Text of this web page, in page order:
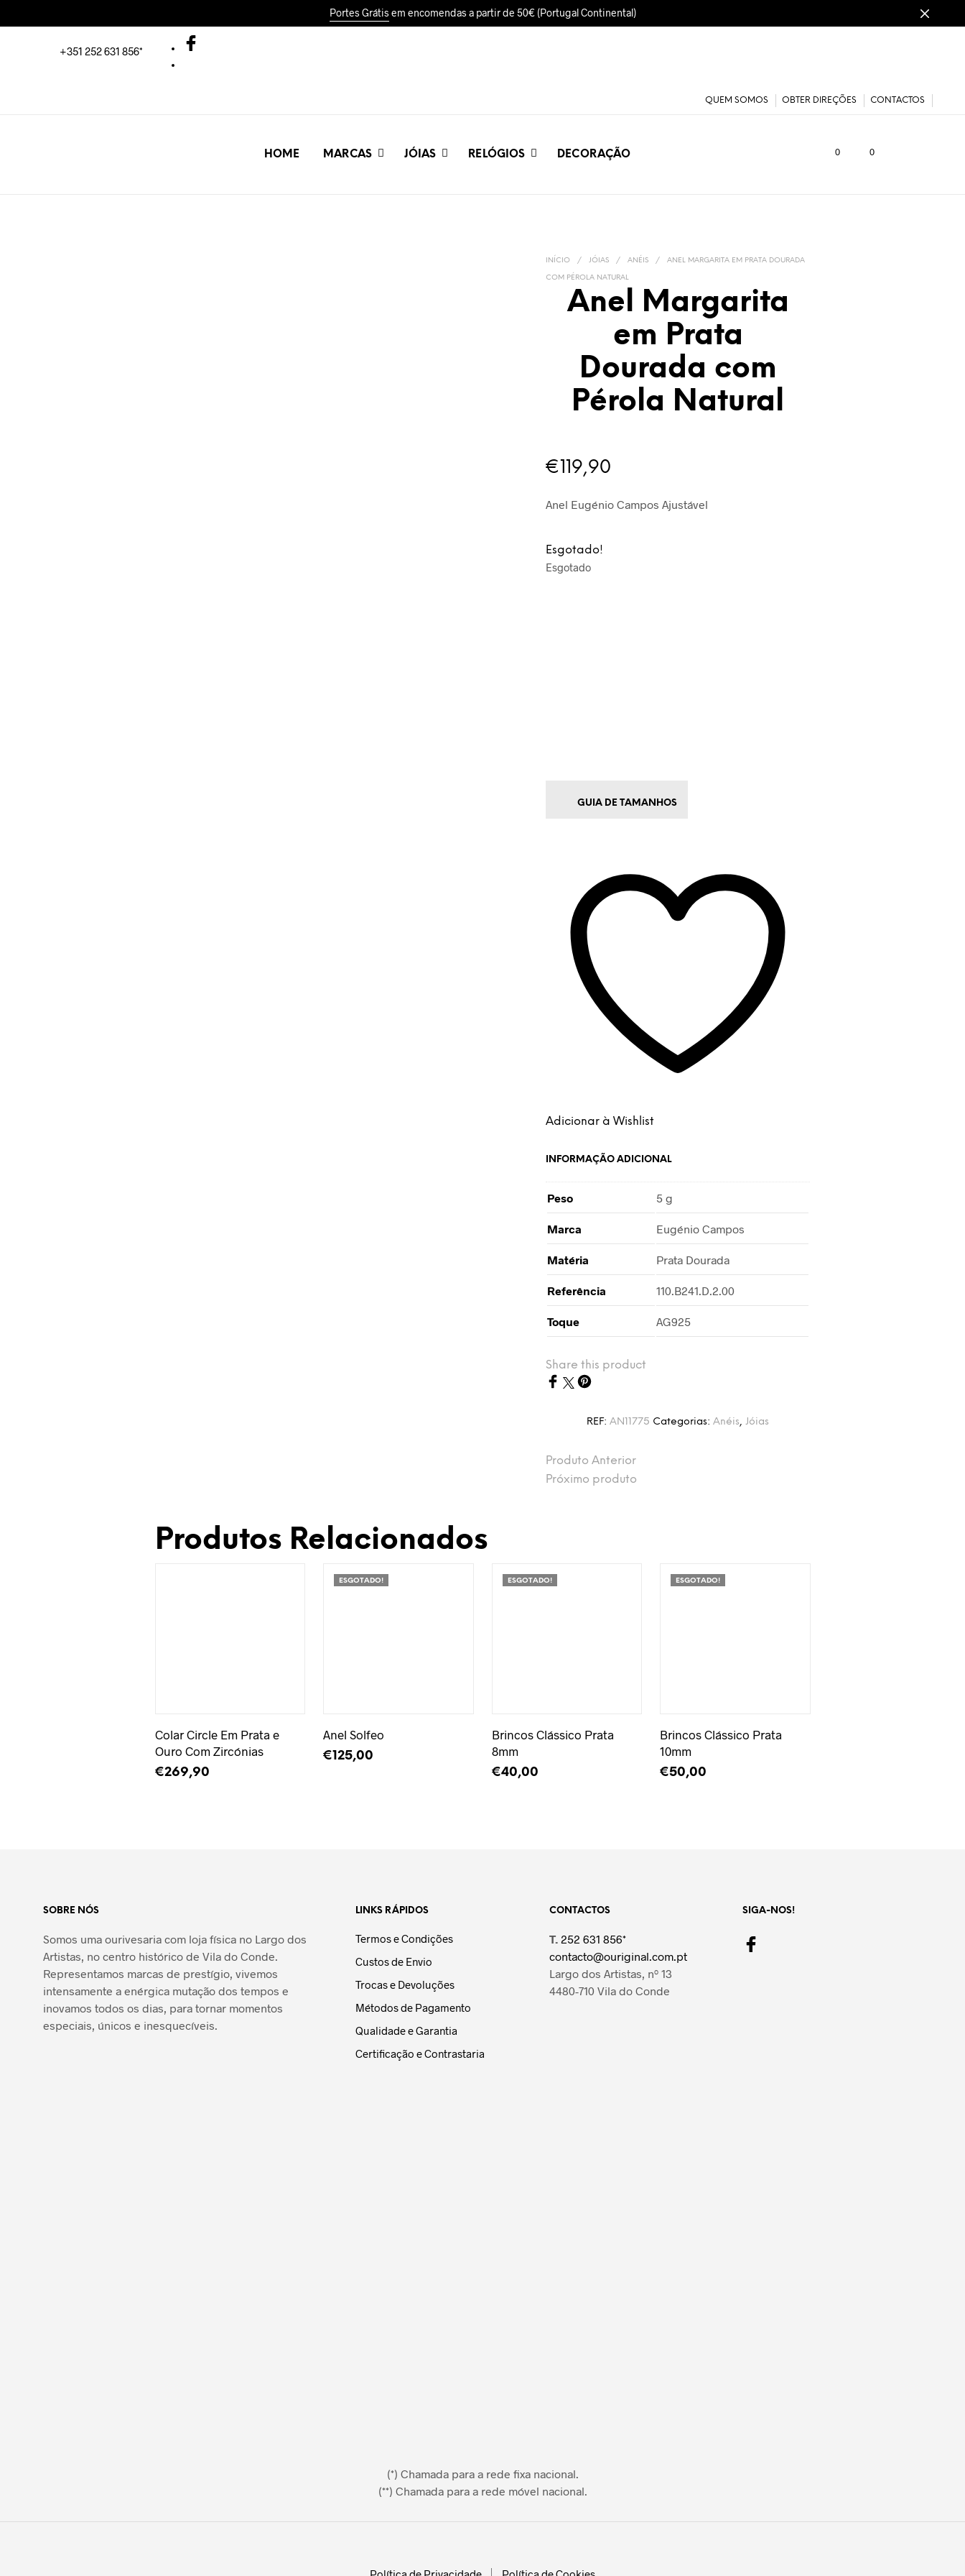
Portes Grátisem encomendas a partir de 50€ (Portugal Continental)
+351 252 631 856*
QUEM SOMOS OBTER DIREÇÕES CONTACTOS
HOME MARCAS JÓIAS RELÓGIOS DECORAÇÃO 0 0
INÍCIO / JÓIAS / ANÉIS / ANEL MARGARITA EM PRATA DOURADA
COM PÉROLA NATURAL
Anel Margarita
em Prata
Dourada com
Pérola Natural
€ 119,90
Anel Eugénio Campos Ajustável
Esgotado!
Esgotado
GUIA DE TAMANHOS
Adicionar à Wishlist
INFORMAÇÃO ADICIONAL
Peso 5 g
Marca Eugénio Campos
Matéria Prata Dourada
Referência 110.B241.D.2.00
Toque AG925
Share this product
REF:AN11775 Categorias:Anéis,Jóias
Produto Anterior
Próximo produto
Produtos Relacionados
Colar Circle Em Prata e
Ouro Com Zircónias
€269,90
ESGOTADO!
Anel Solfeo
€125,00
ESGOTADO!
Brincos Clássico Prata
8mm
€40,00
ESGOTADO!
Brincos Clássico Prata
10mm
€50,00
SOBRE NÓS
Somos uma ourivesaria com loja física no Largo dos
Artistas, no centro histórico de Vila do Conde.
Representamos marcas de prestígio, vivemos
intensamente a enérgica mutação dos tempos e
inovamos todos os dias, para tornar momentos
especiais, únicos e inesquecíveis.
LINKS RÁPIDOS
Termos e Condições
Custos de Envio
Trocas e Devoluções
Métodos de Pagamento
Qualidade e Garantia
Certificação e Contrastaria
CONTACTOS
T. 252 631 856*
contacto@ouriginal.com.pt
Largo dos Artistas, nº 13
4480-710 Vila do Conde
SIGA-NOS!
(*) Chamada para a rede fixa nacional.
(**) Chamada para a rede móvel nacional.